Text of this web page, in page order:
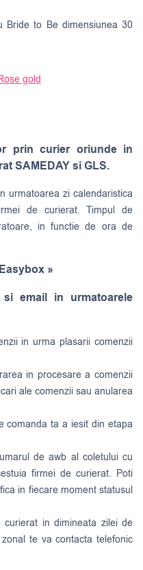
Bride to Be dimensiunea 30
gold
prin curier oriunde in
SAMEDAY si GLS.
urmatoarea zi calendaristica
de curierat. Timpul de
in functie de ora de
»
email in urmatoarele
in urma plasarii comenzii
in procesare a comenzii
ale comenzii sau anularea
comanda ta a iesit din etapa
de awb al coletului cu
firmei de curierat. Poti
in fiecare moment statusul
in dimineata zilei de
te va contacta telefonic